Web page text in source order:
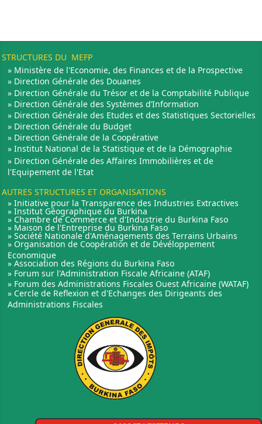
STRUCTURES DU MEFP
» Ministère de l'Economie, des Finances et de la Prospective
» Direction Générale des Douanes
» Direction Générale du Trésor et de la Comptabilité Publique
» Direction Générale des Systèmes d’Information
» Direction Générale des Etudes et des Statistiques Sectorielles
» Direction Générale du Budget
» Direction Générale de la Coopérative
» Institut National de la Statistique et de la Démographie
» Direction Générale des Affaires Immobilières et de
l'Equipement de l'Etat
AUTRES STRUCTURES ET ORGANISATIONS
» Initiative pour la Transparence des Industries Extractives
» Institut Géographique du Burkina
» Chambre de Commerce et d'Industrie du Burkina Faso
» Maison de l'Entreprise du Burkina Faso
» Société Nationale d'Aménagements des Terrains Urbains
» Organisation de Coopération et de Dévéloppement
Economique
» Association des Régions du Burkina Faso
» Forum sur l'Administration Fiscale Africaine (ATAF)
» Forum des Administrations Fiscales Ouest Africaine (WATAF)
» Cercle de Reflexion et d'Echanges des Dirigeants des
Administrations Fiscales